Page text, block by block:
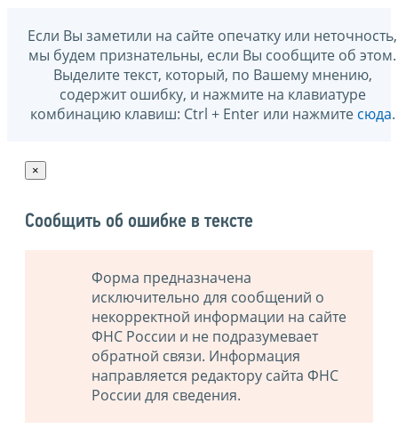
Если Вы заметили на сайте опечатку или неточность,
мы будем признательны, если Вы сообщите об этом.
Выделите текст, который, по Вашему мнению,
содержит ошибку, и нажмите на клавиатуре
комбинацию клавиш: Ctrl + Enter или нажмите сюда.
×
Сообщить об ошибке в тексте
Форма предназначена
исключительно для сообщений о
некорректной информации на сайте
ФНС России и не подразумевает
обратной связи. Информация
направляется редактору сайта ФНС
России для сведения.